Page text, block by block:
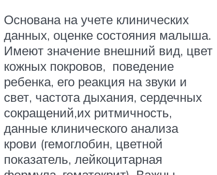
Основана на учете клинических
данных, оценке состояния малыша.
Имеют значение внешний вид, цвет
кожных покровов, поведение
ребенка, его реакция на звуки и
свет, частота дыхания, сердечных
сокращений,их ритмичность,
данные клинического анализа
крови (гемоглобин, цветной
показатель, лейкоцитарная